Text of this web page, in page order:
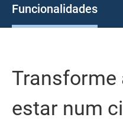
Funcionalidades
Transforme
estar num